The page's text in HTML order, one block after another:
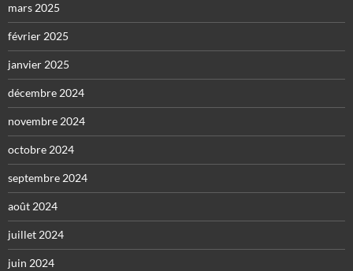
mars 2025
février 2025
janvier 2025
décembre 2024
novembre 2024
octobre 2024
septembre 2024
août 2024
juillet 2024
juin 2024